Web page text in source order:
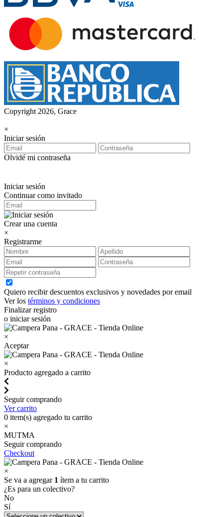
Copyright 2026, Grace
×
Iniciar sesión
Olvidé mi contraseña
Iniciar sesión
Continuar como invitado
Crear una cuenta
×
Registrarme
Quiero recibir descuentos exclusivos y novedades por email
Ver los términos y condiciones
Finalizar registro
o iniciar sesión
×
Aceptar
×
Producto agregado a carrito
Seguir comprando
Ver carrito
0 item(s) agregado tu carrito
×
MUTMA
Seguir comprando
Checkout
×
Se va a agregar 1 ítem a tu carrito
¿Es para un colectivo?
No
Sí